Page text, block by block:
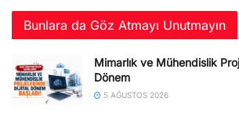
Bunlara da Göz Atmayı Unutmayın
Mimarlık ve Mühendislik
Dönem
5 AĞUSTOS 2026